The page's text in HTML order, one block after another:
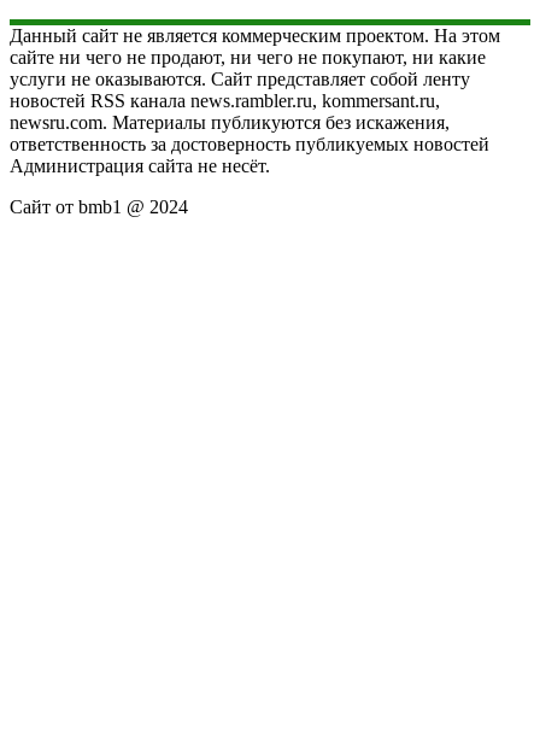
Данный сайт не является коммерческим проектом. На этом
сайте ни чего не продают, ни чего не покупают, ни какие
услуги не оказываются. Сайт представляет собой ленту
новостей RSS канала news.rambler.ru, kommersant.ru,
newsru.com. Материалы публикуются без искажения,
ответственность за достоверность публикуемых новостей
Администрация сайта не несёт.
Сайт от bmb1 @ 2024